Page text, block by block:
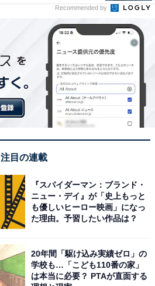
Recommended by
注目の連載
『スパイダーマン：ブランド・
ニュー・デイ』が「史上もっと
も優しいヒーロー映画」になっ
た理由。予習したい作品は？
20年間「駆け込み実績ゼロ」の
学校も…「こども110番の家」
は本当に必要？ PTAが直面する